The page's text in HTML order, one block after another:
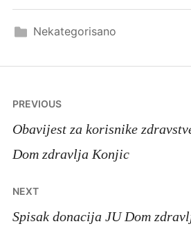
Nekategorisano
Navigacija
članaka
PREVIOUS
Obavijest za korisnike
Dom zdravlja Konjic
NEXT
Spisak donacija JU Dom